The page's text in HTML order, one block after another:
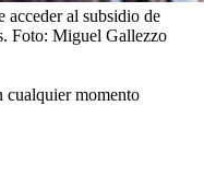
acceder al subsidio de
Foto: Miguel Gallezzo
cualquier momento